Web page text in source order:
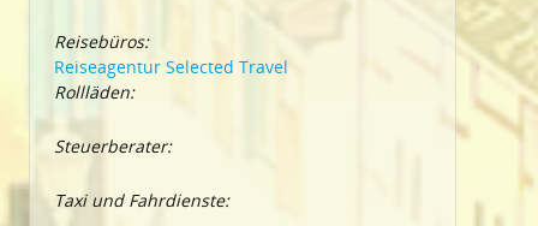
Reisebüros:
Reiseagentur Selected Travel
Rollläden:
Steuerberater:
Taxi und Fahrdienste: